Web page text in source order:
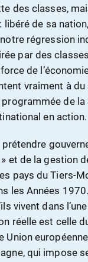
des classes,
libéré de sa
régression
par des
de
vraiment à
de la
en action.
et de la gestion
pays du Tiers-
les Années
vivent dans
réelle est celle
Union
qui impose